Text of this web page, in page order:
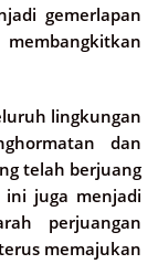
gemerlapan
lingkungan
dan
telah berjuang
juga menjadi
perjuangan
memajukan